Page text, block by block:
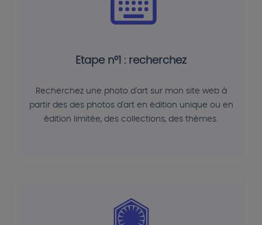
Etape n°1 : recherchez
Recherchez une photo d'art sur mon site web à
partir des des photos d'art en édition unique ou en
édition limitée, des collections, des thèmes.